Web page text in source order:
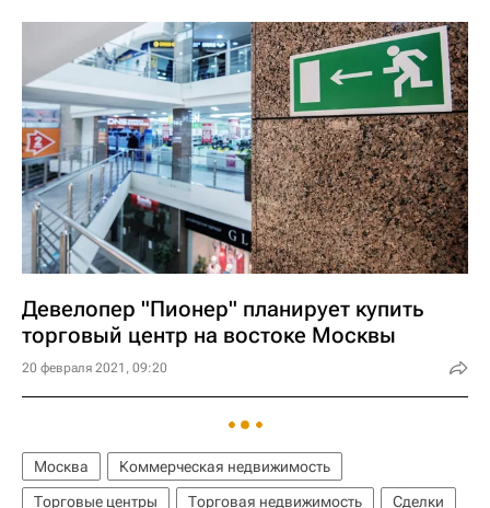
Девелопер "Пионер" планирует купить
торговый центр на востоке Москвы
20 февраля 2021, 09:20
Москва
Коммерческая недвижимость
Торговые центры
Торговая недвижимость Сделки